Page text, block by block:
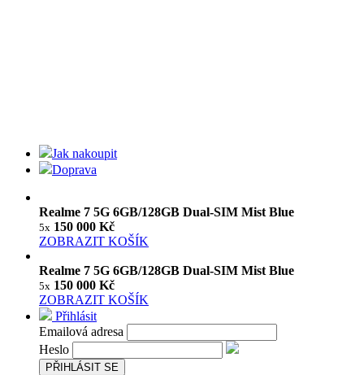
Jak nakoupit
Doprava
Realme 7 5G 6GB/128GB Dual-SIM Mist Blue
5x 150 000 Kč
ZOBRAZIT KOŠÍK
Realme 7 5G 6GB/128GB Dual-SIM Mist Blue
5x 150 000 Kč
ZOBRAZIT KOŠÍK
Přihlásit
Emailová adresa
Heslo
PŘIHLÁSIT SE